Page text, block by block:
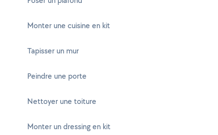
Monter une cuisine en kit
Tapisser un mur
Peindre une porte
Nettoyer une toiture
Monter un dressing en kit